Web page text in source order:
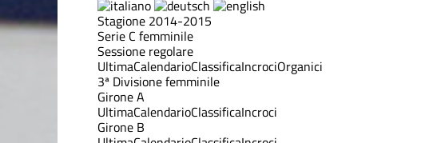
Stagione 2014-2015
Serie C femminile
Sessione regolare
UltimaCalendarioClassificaIncrociOrganici
3ª Divisione femminile
Girone A
UltimaCalendarioClassificaIncroci
Girone B